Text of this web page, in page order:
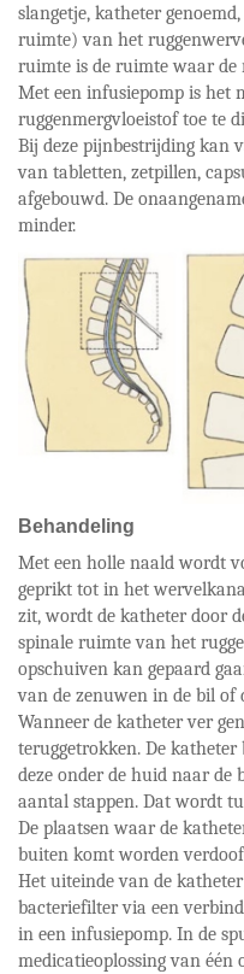
Links
Bibliotheek
slangetje, katheter
ruimte) van het
ruimte is de ruimte waar de
Met een infusiepomp is het
ruggenmergvloeistof toe te
Bij deze pijnbestrijding kan
van tabletten, zetpillen,
afgebouwd. De
minder.
Behandeling
Met een holle naald wordt
geprikt tot in het
zit, wordt de katheter door
spinale ruimte van het
opschuiven kan gepaard
van de zenuwen in de bil of
Wanneer de katheter ver
teruggetrokken. De
deze onder de huid naar de
aantal stappen. Dat wordt
De plaatsen waar de
buiten komt worden
Het uiteinde van de
bacteriefilter via een
in een infusiepomp. In de
medicatieoplossing van één